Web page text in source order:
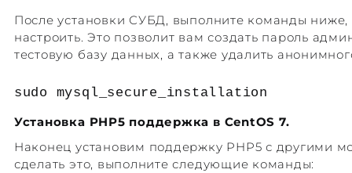
После установки СУБД, выполните команды ниже,
настроить. Это позволит вам создать пароль
тестовую базу данных, а также удалить
sudo mysql_secure_installation
Установка PHP5 поддержка в CentOS 7.
Наконец установим поддержку PHP5 с другими
сделать это, выполните следующие команды: